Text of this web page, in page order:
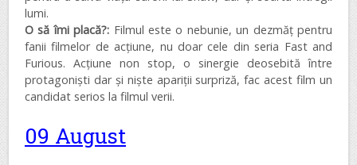
lumi.
O să îmi placă?: Filmul este o nebunie, un dezmăț pentru
fanii filmelor de acțiune, nu doar cele din seria Fast and
Furious. Acțiune non stop, o sinergie deosebită între
protagoniști dar și niște apariții surpriză, fac acest film un
candidat serios la filmul verii.
09 August